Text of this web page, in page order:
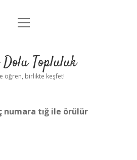
Anasayfa
Yasal Uyarı
menüyü
Topluluk
öğren, birlikte keşfet!
numara tığ ile örülür